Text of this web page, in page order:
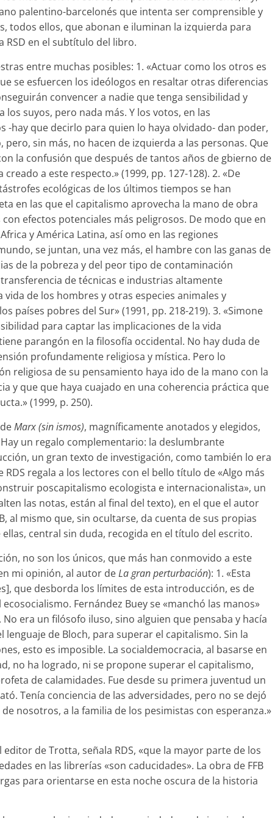
palentino-barcelonés que intenta ser comprensible y
todos ellos, que abonan e iluminan la izquierda para
RSD en el subtítulo del libro.
entre muchas posibles: 1. «Actuar como los otros es
se esfuercen los ideólogos en resaltar otras diferencias
convencer a nadie que tenga sensibilidad y
los suyos, pero nada más. Y los votos, en las
-hay que decirlo para quien lo haya olvidado- dan poder,
sin más, no hacen de izquierda a las personas. Que
la confusión que después de tantos años de gbierno de
a este respecto.» (1999, pp. 127-128). 2. «De
ecológicas de los últimos tiempos se han
en las que el capitalismo aprovecha la mano de obra
efectos potenciales más peligrosos. De modo que en
y América Latina, así omo en las regiones
se juntan, una vez más, el hambre con las ganas de
de la pobreza y del peor tipo de contaminación
de técnicas e industrias altamente
de los hombres y otras especies animales y
países pobres del Sur» (1991, pp. 218-219). 3. «Simone
para captar las implicaciones de la vida
parangón en la filosofía occidental. No hay duda de
profundamente religiosa y mística. Pero lo
religiosa de su pensamiento haya ido de la mano con la
y que que haya cuajado en una coherencia práctica que
(1999, p. 250).
Marx (sin ismos), magníficamente anotados y elegidos,
un regalo complementario: la deslumbrante
un gran texto de investigación, como también lo era
regala a los lectores con el bello título de «Algo más
poscapitalismo ecologista e internacionalista», un
las notas, están al final del texto), en el que el autor
al mismo que, sin ocultarse, da cuenta de sus propias
central sin duda, recogida en el título del escrito.
no son los únicos, que más han conmovido a este
mi opinión, al autor deLa gran perturbación): 1. «Esta
que desborda los límites de esta introducción, es de
Fernández Buey se «manchó las manos»
era un filósofo iluso, sino alguien que pensaba y hacía
lenguaje de Bloch, para superar el capitalismo. Sin la
esto es imposible. La socialdemocracia, al basarse en
no ha logrado, ni se propone superar el capitalismo,
de calamidades. Fue desde su primera juventud un
Tenía conciencia de las adversidades, pero no se dejó
nosotros, a la familia de los pesimistas con esperanza.»
de Trotta, señala RDS, «que la mayor parte de los
en las librerías «son caducidades». La obra de FFB
para orientarse en esta noche oscura de la historia